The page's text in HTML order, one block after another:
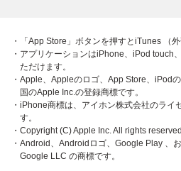
・「App Store」ボタンを押すとiTunes （
・アプリケーションはiPhone、iPod touch
ただけます。
・Apple、Appleのロゴ、App Store、iPod
国のApple Inc.の登録商標です。
・iPhone商標は、アイホン株式会社のライ
す。
・Copyright (C) Apple Inc. All rights
・Android、Androidロゴ、Google Play 、
Google LLC の商標です。